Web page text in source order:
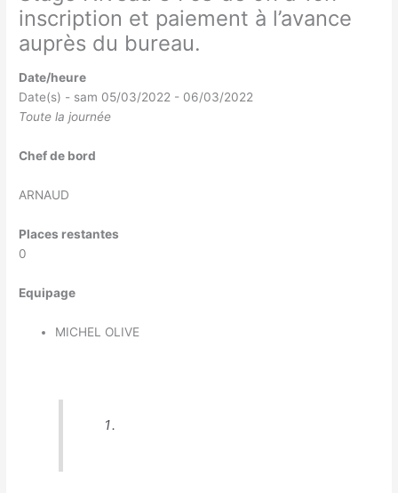
inscription et paiement à l’avance
auprès du bureau.
Date/heure
Date(s) - sam 05/03/2022 - 06/03/2022
Toute la journée
Chef de bord
ARNAUD
Places restantes
0
Equipage
MICHEL OLIVE